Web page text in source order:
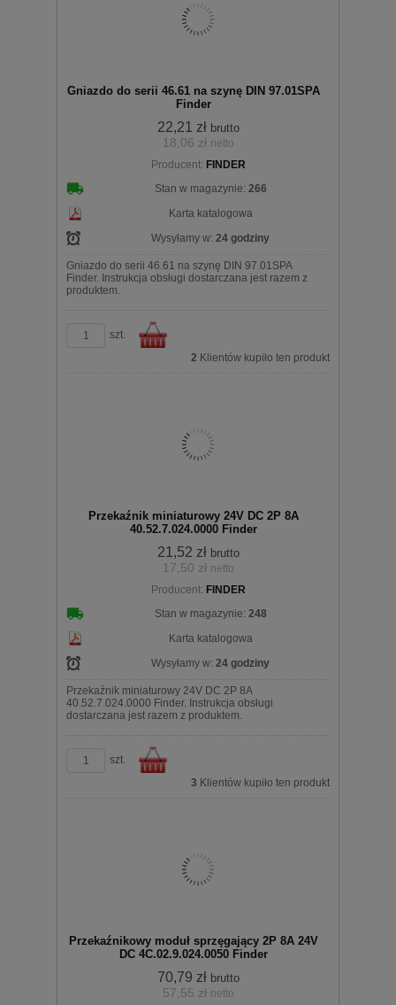
Gniazdo do serii 46.61 na szynę DIN 97.01SPA
Finder
22,21 zł brutto
18,06 zł netto
Producent: FINDER
Stan w magazynie: 266
Karta katalogowa
Wysyłamy w: 24 godziny
Gniazdo do serii 46.61 na szynę DIN 97.01SPA
Finder. Instrukcja obsługi dostarczana jest razem z
produktem.
szt.
koszyka
2 Klientów kupiło ten produkt
Przekaźnik miniaturowy 24V DC 2P 8A
40.52.7.024.0000 Finder
21,52 zł brutto
17,50 zł netto
Producent: FINDER
Stan w magazynie: 248
Karta katalogowa
Wysyłamy w: 24 godziny
Przekaźnik miniaturowy 24V DC 2P 8A
40.52.7.024.0000 Finder. Instrukcja obsługi
dostarczana jest razem z produktem.
szt.
3 Klientów kupiło ten produkt
Przekaźnikowy moduł sprzęgający 2P 8A 24V
DC 4C.02.9.024.0050 Finder
70,79 zł brutto
57,55 zł netto